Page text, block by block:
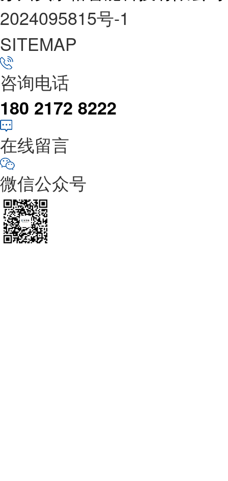
2024095815号-1
SITEMAP
咨询电话
180 2172 8222
在线留言
微信公众号